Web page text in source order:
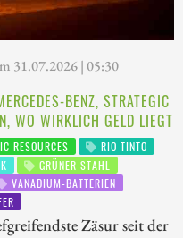
31.07.2026 | 05:30
BENZ, STRATEGIC
WO WIRKLICH GELD LIEGT
RESOURCES
RIO TINTO
GRÜNER STAHL
VANADIUM-BATTERIEN
Zäsur seit der